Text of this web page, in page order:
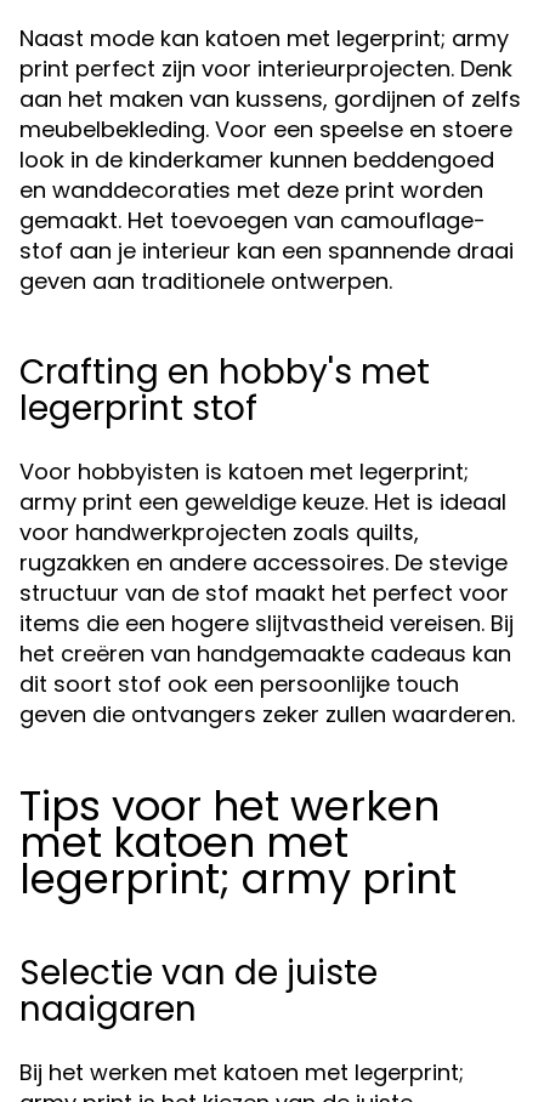
Naast mode kan katoen met legerprint; army
print perfect zijn voor interieurprojecten. Denk
aan het maken van kussens, gordijnen of zelfs
meubelbekleding. Voor een speelse en stoere
look in de kinderkamer kunnen beddengoed
en wanddecoraties met deze print worden
gemaakt. Het toevoegen van camouflage-
stof aan je interieur kan een spannende draai
geven aan traditionele ontwerpen.
Crafting en hobby's met
legerprint stof
Voor hobbyisten is katoen met legerprint;
army print een geweldige keuze. Het is ideaal
voor handwerkprojecten zoals quilts,
rugzakken en andere accessoires. De stevige
structuur van de stof maakt het perfect voor
items die een hogere slijtvastheid vereisen. Bij
het creëren van handgemaakte cadeaus kan
dit soort stof ook een persoonlijke touch
geven die ontvangers zeker zullen waarderen.
Tips voor het werken
met katoen met
legerprint; army print
Selectie van de juiste
naaigaren
Bij het werken met katoen met legerprint;